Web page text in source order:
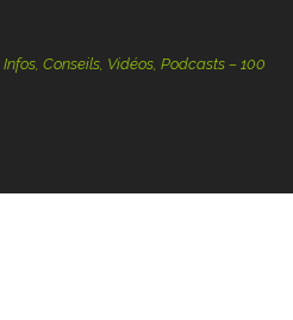
Conseils, Vidéos, Podcasts – 100 %